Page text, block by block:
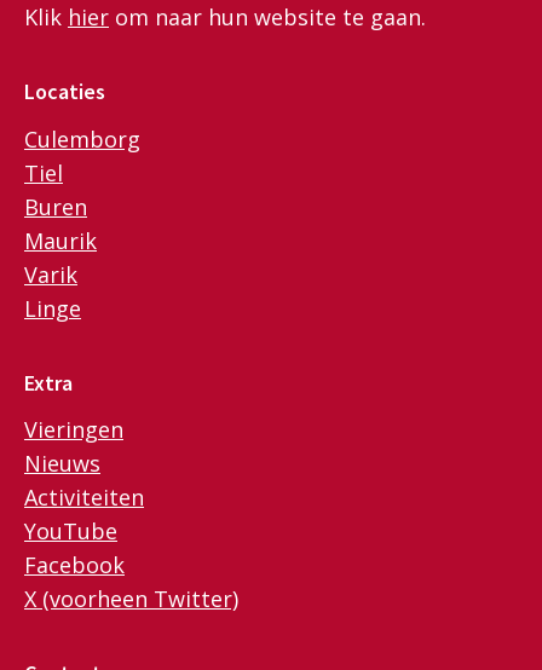
Klik hier om naar hun website te gaan.
Locaties
Culemborg
Tiel
Buren
Maurik
Varik
Linge
Extra
Vieringen
Nieuws
Activiteiten
YouTube
Facebook
X (voorheen Twitter)